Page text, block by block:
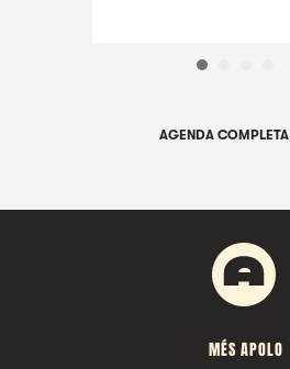
AGENDA COMPLETA
MÉS APOLO